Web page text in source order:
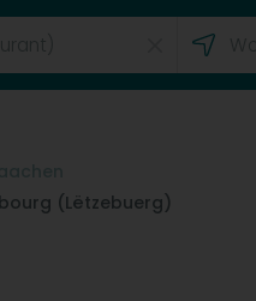
(Lëtzebuerg)